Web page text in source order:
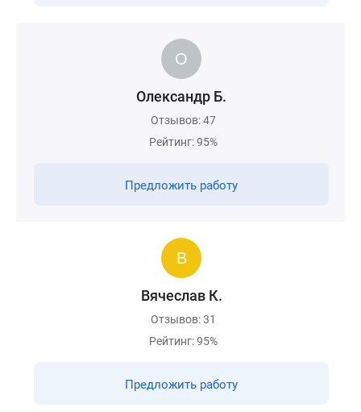
Олександр Б.
Отзывов: 47
Рейтинг: 95%
Предложить работу
Вячеслав К.
Отзывов: 31
Рейтинг: 95%
Предложить работу